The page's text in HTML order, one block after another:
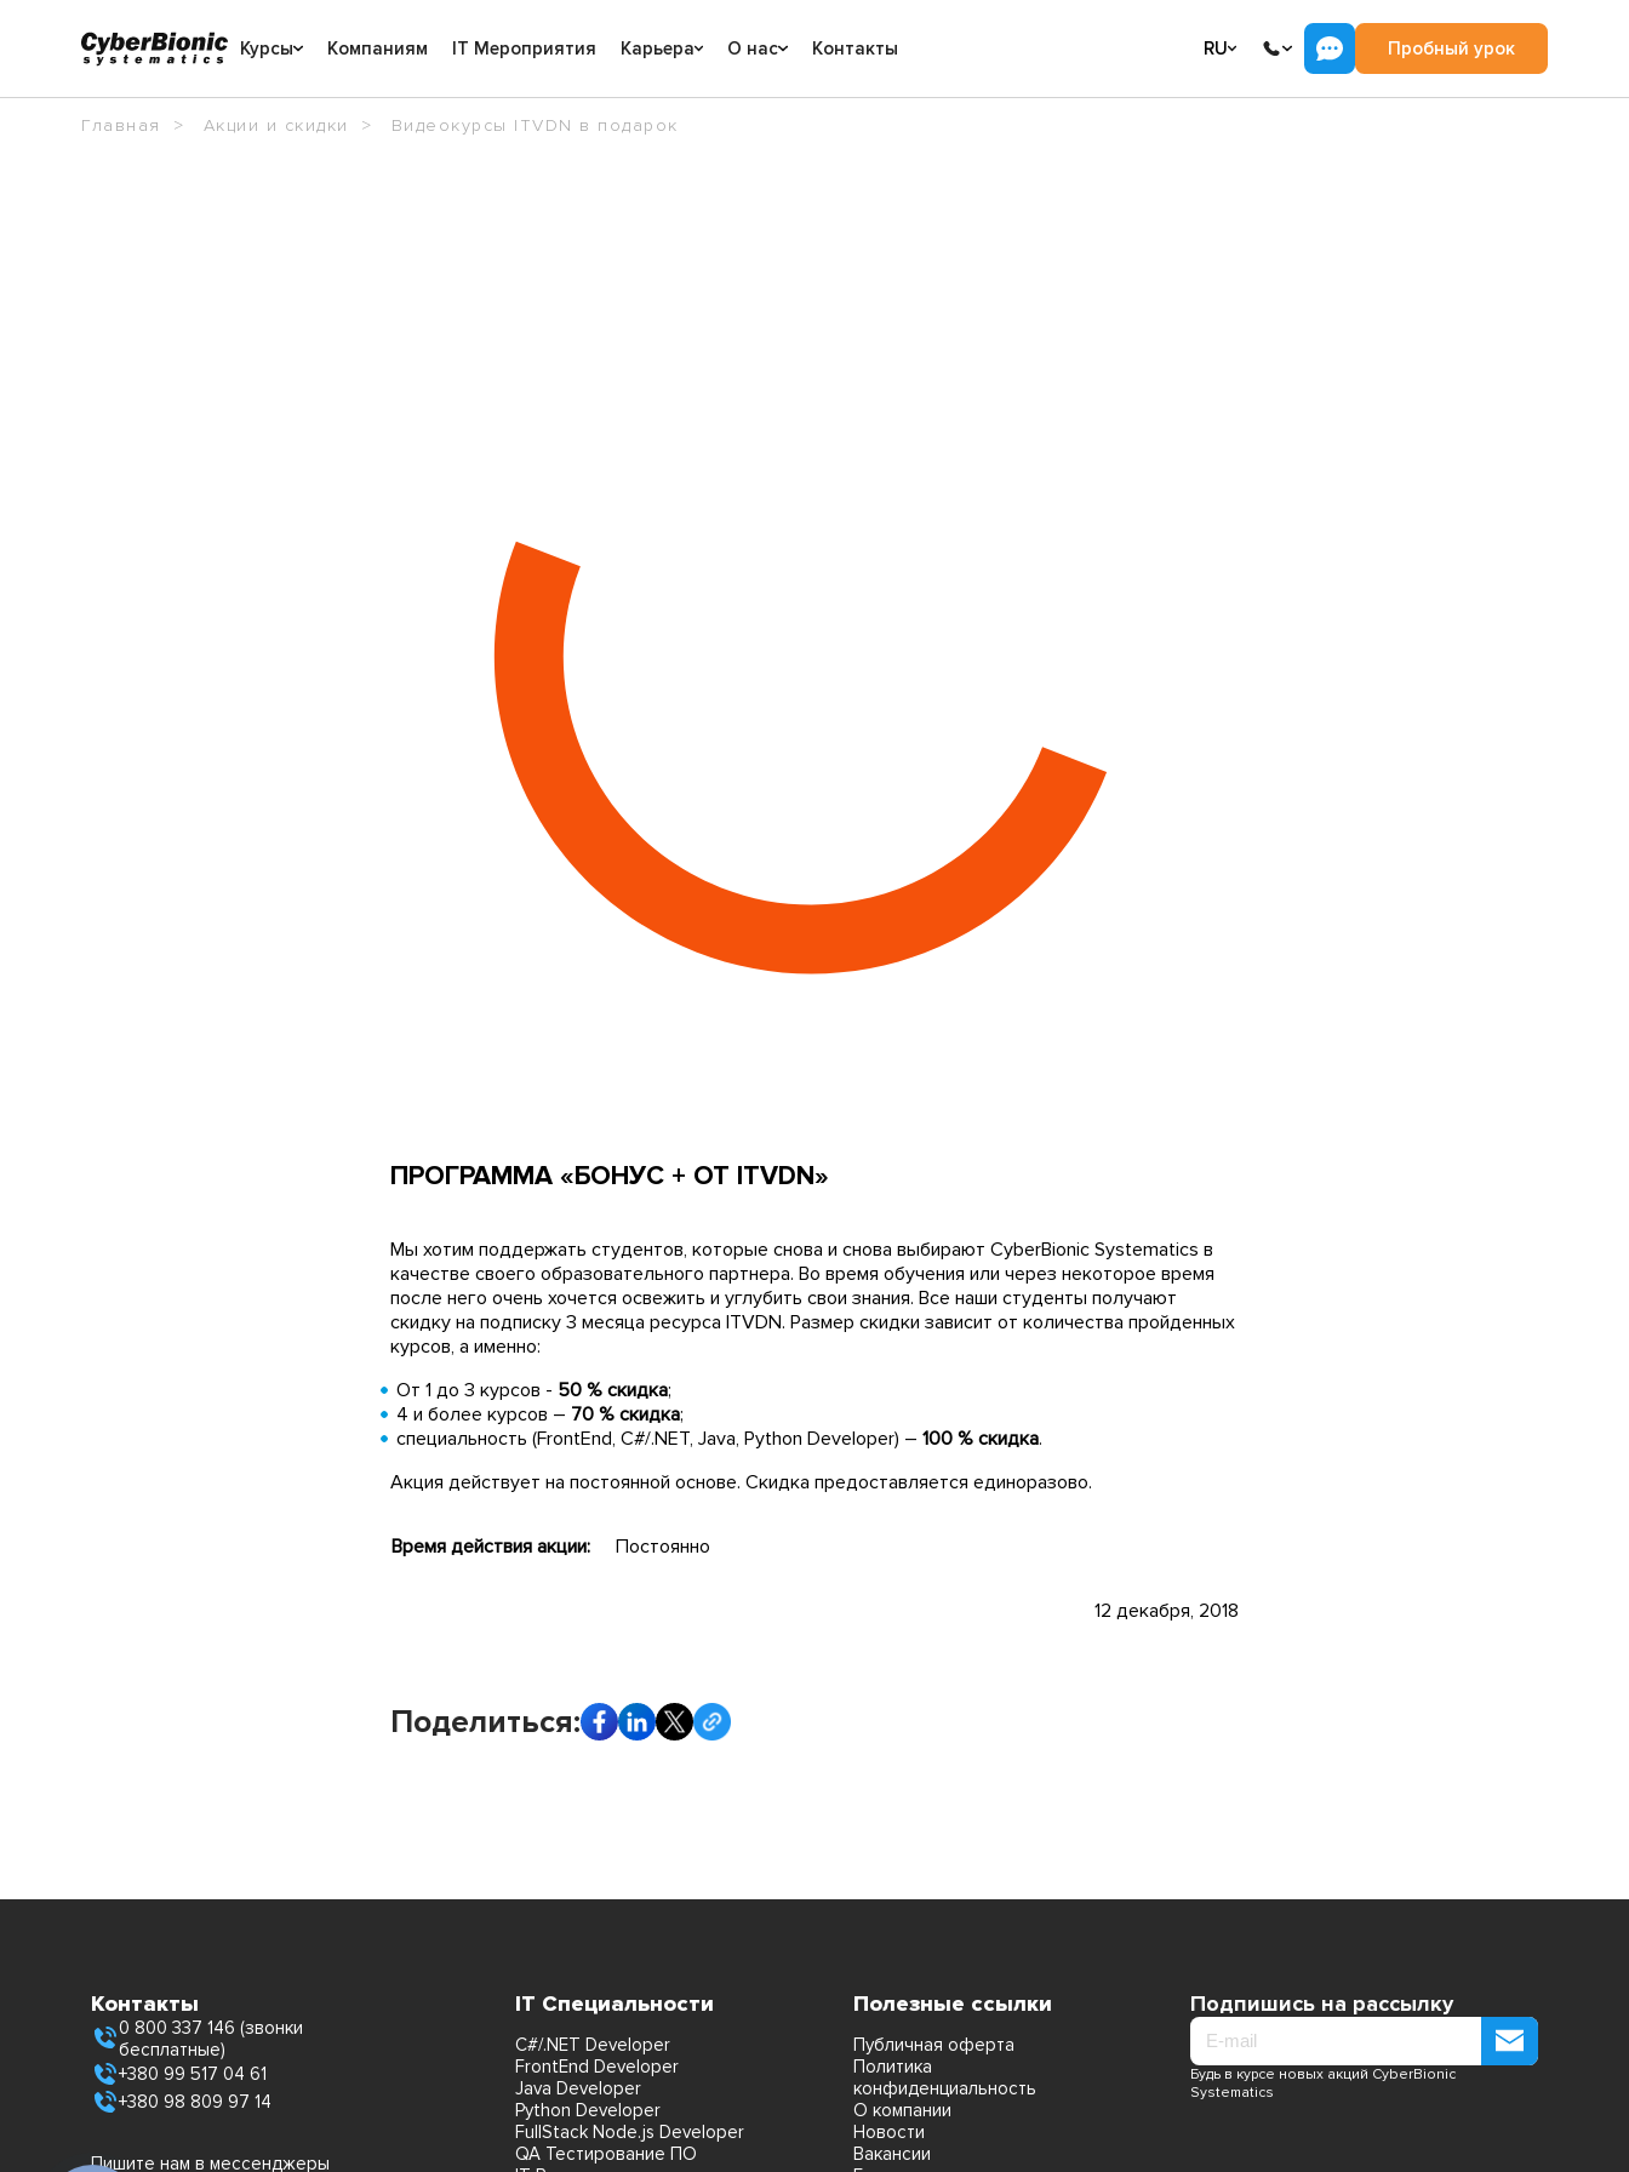
Курсы Компаниям IT Мероприятия Карьера О нас Контакты RU Пробный урок
Главная Акции и скидки Видеокурсы ITVDN в подарок
ПРОГРАММА «БОНУС + ОТ ITVDN»
Мы хотим поддержать студентов, которые снова и снова выбирают CyberBionic Systematics в
качестве своего образовательного партнера. Во время обучения или через некоторое время
после него очень хочется освежить и углубить свои знания. Все наши студенты получают
скидку на подписку 3 месяца ресурса ITVDN. Размер скидки зависит от количества пройденных
курсов, а именно:
От 1 до 3 курсов - 50 % скидка;
4 и более курсов – 70 % скидка;
специальность (FrontEnd, C#/.NET, Java, Python Developer) – 100 % скидка.
Акция действует на постоянной основе. Скидка предоставляется единоразово.
Время действия акции: Постоянно
12 декабря, 2018
Поделиться:
Контакты
0 800 337 146 (звонки
бесплатные)
+380 99 517 04 61
+380 98 809 97 14
Пишите нам в мессенджеры
IT Специальности
C#/.NET Developer
FrontEnd Developer
Java Developer
Python Developer
FullStack Node.js Developer
QA Тестирование ПО
Полезные ссылки
Публичная оферта
Политика
конфиденциальность
О компании
Новости
Вакансии
Подпишись на рассылку
Будь в курсе новых акций CyberBionic
Systematics